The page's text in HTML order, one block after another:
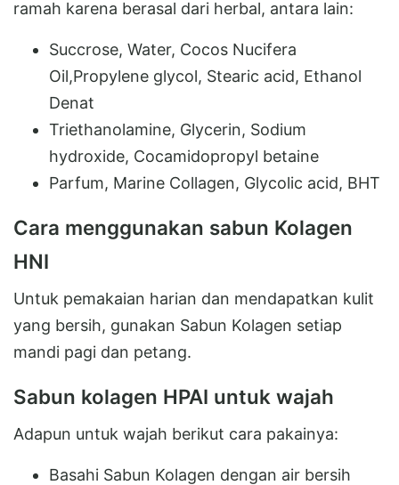
ramah karena berasal dari herbal, antara lain:
Succrose, Water, Cocos Nucifera
Oil,Propylene glycol, Stearic acid, Ethanol
Denat
Triethanolamine, Glycerin, Sodium
hydroxide, Cocamidopropyl betaine
Parfum, Marine Collagen, Glycolic acid, BHT
Cara menggunakan sabun Kolagen
HNI
Untuk pemakaian harian dan mendapatkan kulit
yang bersih, gunakan Sabun Kolagen setiap
mandi pagi dan petang.
Sabun kolagen HPAI untuk wajah
Adapun untuk wajah berikut cara pakainya:
Basahi Sabun Kolagen dengan air bersih